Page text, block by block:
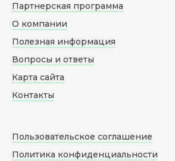
Партнерская программа
О компании
Полезная информация
Вопросы и ответы
Карта сайта
Контакты
Пользовательское соглашение
Политика конфиденциальности